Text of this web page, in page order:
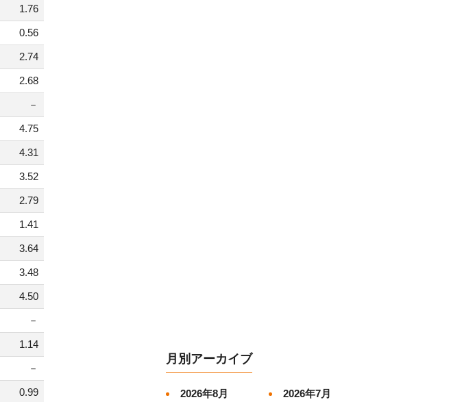
1.76
0.56
2.74
2.68
－
4.75
4.31
3.52
2.79
1.41
3.64
3.48
4.50
－
1.14
－
0.99
月別アーカイブ
2026年8月 2026年7月